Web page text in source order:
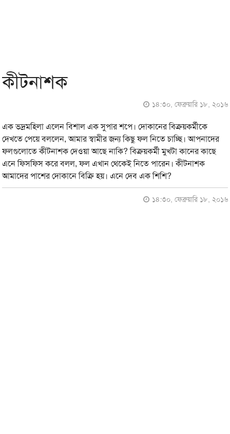
কীটনাশক
১৪:৩০, ফেব্রুয়ারি ১৮, ২০১৬
এক ভদ্রমহিলা এলেন বিশাল এক সুপার শপে। দোকানের বিক্রয়কর্মীকে
দেখতে পেয়ে বললেন, আমার স্বামীর জন্য কিছু ফল নিতে চাচ্ছি। আপনাদের
ফলগুলোতে কীটনাশক দেওয়া আছে নাকি? বিক্রয়কর্মী মুখটা কানের কাছে
এনে ফিসফিস করে বলল, ফল এখান থেকেই নিতে পারেন। কীটনাশক
আমাদের পাশের দোকানে বিক্রি হয়। এনে দেব এক শিশি?
১৪:৩০, ফেব্রুয়ারি ১৮, ২০১৬